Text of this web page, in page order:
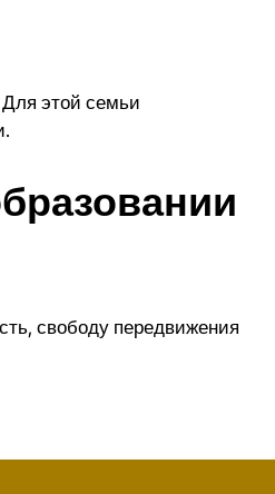
этой семьи
свободу передвижения